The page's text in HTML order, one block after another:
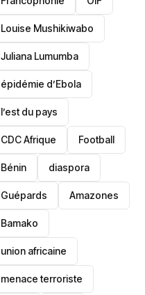
Louise Mushikiwabo
Juliana Lumumba
épidémie d’Ebola
l’est du pays
CDC Afrique Football
Bénin diaspora
Guépards Amazones
Bamako
union africaine
menace terroriste